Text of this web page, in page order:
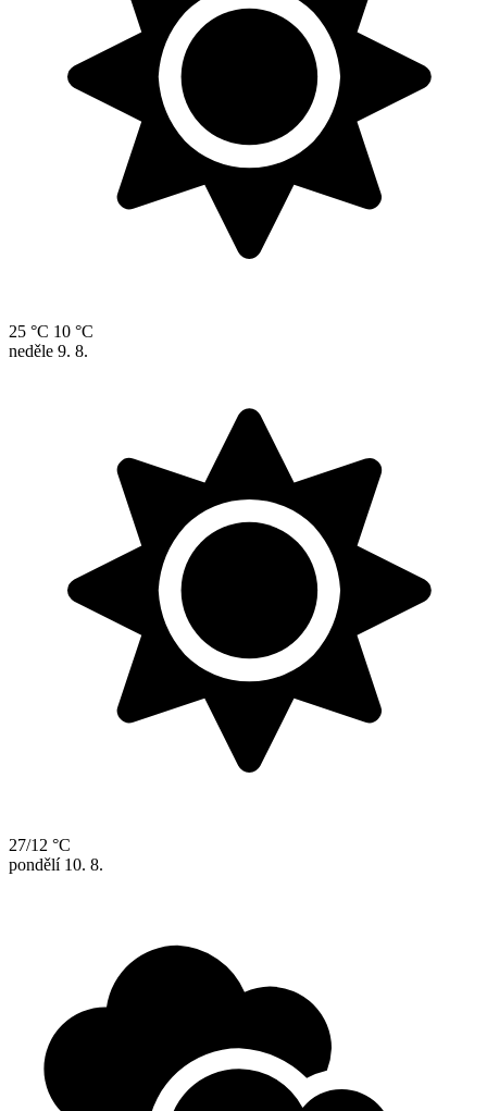
25 °C 10 °C
neděle 9. 8.
27/12 °C
pondělí 10. 8.